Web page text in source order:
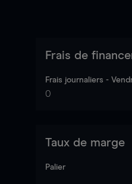
Frais de
Frais journaliers -
0
Taux de marge
Palier